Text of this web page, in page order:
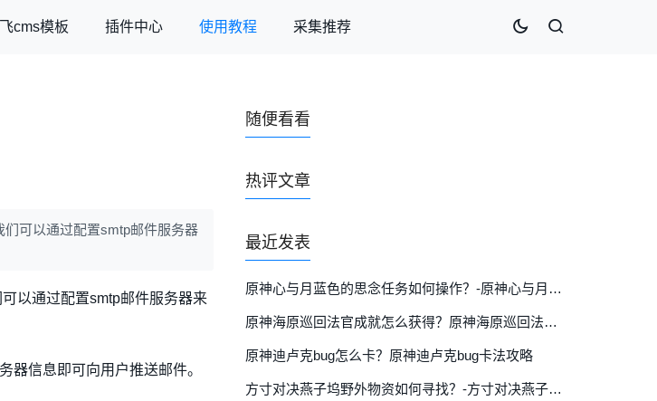
cms模板 插件中心 使用教程 采集推荐
可以通过配置smtp邮件服务器
以通过配置smtp邮件服务器来
器信息即可向用户推送邮件。
随便看看
热评文章
最近发表
原神心与月蓝色的思念任务如何操作？-原神心与月蓝色的思念任务玩法攻略详细介绍
原神海原巡回法官成就怎么获得？原神海原巡回法官成就攻略
原神迪卢克bug怎么卡？原神迪卢克bug卡法攻略
方寸对决燕子坞野外物资如何寻找？-方寸对决燕子坞野外物资详细位置分布图